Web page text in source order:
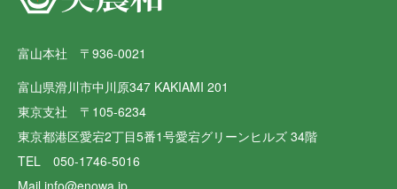
富山本社 〒936-0021
富山県滑川市中川原347 KAKIAMI 201
東京支社 〒105-6234
東京都港区愛宕2丁目5番1号愛宕グリーンヒルズ 34階
TEL 050-1746-5016